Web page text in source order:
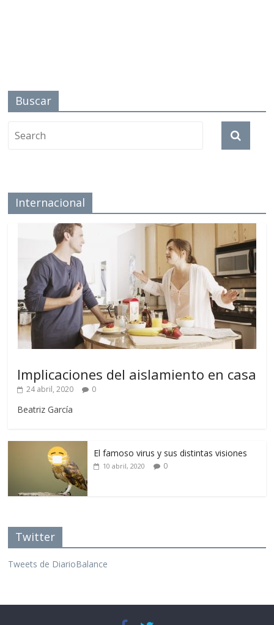
Buscar
Internacional
Implicaciones del aislamiento en casa
24 abril, 2020 0
Beatriz García
El famoso virus y sus distintas visiones
10 abril, 2020 0
Twitter
Tweets de DiarioBalance